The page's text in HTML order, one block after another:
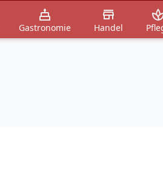
Gastronomie Handel